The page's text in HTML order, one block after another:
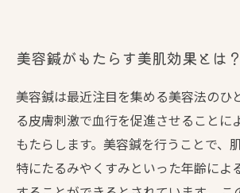
美容鍼がもたらす美肌効果とは？
美容鍼は最近注目を集める美容法のひ
る皮膚刺激で血行を促進させることに
もたらします。美容鍼を行うことで、
特にたるみやくすみといった年齢によ